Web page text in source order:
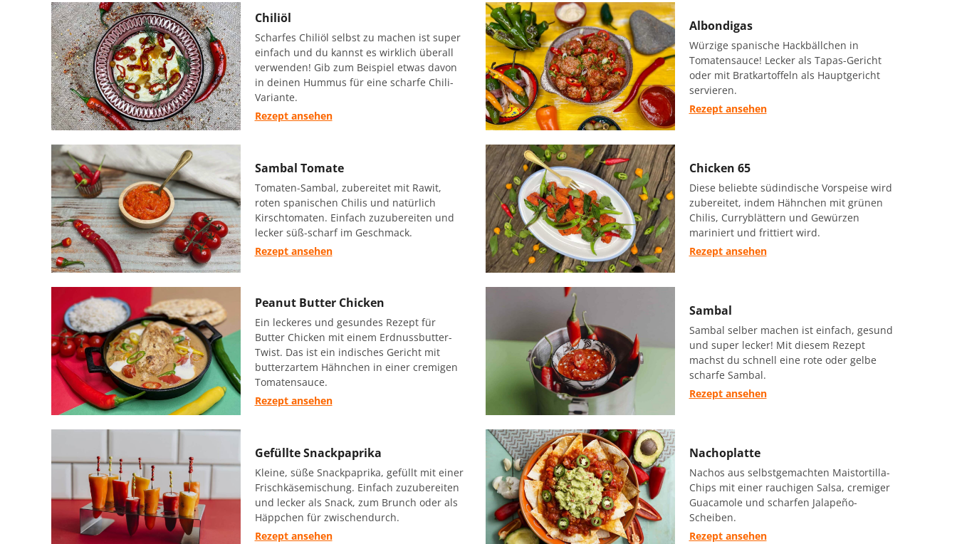
Chiliöl
Scharfes Chiliöl selbst zu machen ist super
einfach und du kannst es wirklich überall
verwenden! Gib zum Beispiel etwas davon
in deinen Hummus für eine scharfe Chili-
Variante.
Rezept ansehen
Albondigas
Würzige spanische Hackbällchen in
Tomatensauce! Lecker als Tapas-Gericht
oder mit Bratkartoffeln als Hauptgericht
servieren.
Rezept ansehen
Sambal Tomate
Tomaten-Sambal, zubereitet mit Rawit,
roten spanischen Chilis und natürlich
Kirschtomaten. Einfach zuzubereiten und
lecker süß-scharf im Geschmack.
Rezept ansehen
Chicken 65
Diese beliebte südindische Vorspeise wird
zubereitet, indem Hähnchen mit grünen
Chilis, Curryblättern und Gewürzen
mariniert und frittiert wird.
Rezept ansehen
Peanut Butter Chicken
Ein leckeres und gesundes Rezept für
Butter Chicken mit einem Erdnussbutter-
Twist. Das ist ein indisches Gericht mit
butterzartem Hähnchen in einer cremigen
Tomatensauce.
Rezept ansehen
Sambal
Sambal selber machen ist einfach, gesund
und super lecker! Mit diesem Rezept
machst du schnell eine rote oder gelbe
scharfe Sambal.
Rezept ansehen
Gefüllte Snackpaprika
Kleine, süße Snackpaprika, gefüllt mit einer
Frischkäsemischung. Einfach zuzubereiten
und lecker als Snack, zum Brunch oder als
Häppchen für zwischendurch.
Rezept ansehen
Nachoplatte
Nachos aus selbstgemachten Maistortilla-
Chips mit einer rauchigen Salsa, cremiger
Guacamole und scharfen Jalapeño-
Scheiben.
Rezept ansehen